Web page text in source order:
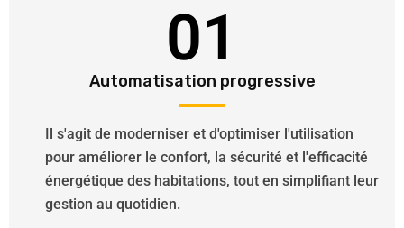
01
Automatisation progressive
Il s'agit de moderniser et d'optimiser l'utilisation
pour améliorer le confort, la sécurité et l'efficacité
énergétique des habitations, tout en simplifiant leur
gestion au quotidien.